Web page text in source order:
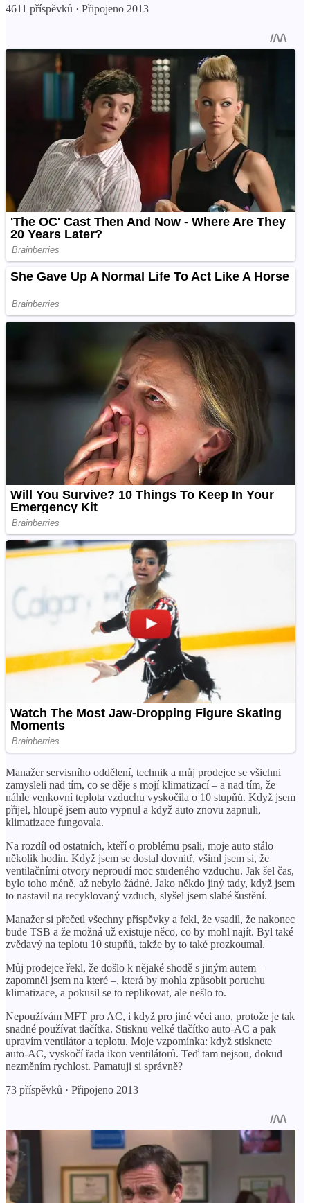
4611 příspěvků · Připojeno 2013
Manažer servisního oddělení, technik a můj prodejce se všichni
zamysleli nad tím, co se děje s mojí klimatizací – a nad tím, že
náhle venkovní teplota vzduchu vyskočila o 10 stupňů. Když jsem
přijel, hloupě jsem auto vypnul a když auto znovu zapnuli,
klimatizace fungovala.
Na rozdíl od ostatních, kteří o problému psali, moje auto stálo
několik hodin. Když jsem se dostal dovnitř, všiml jsem si, že
ventilačními otvory neproudí moc studeného vzduchu. Jak šel čas,
bylo toho méně, až nebylo žádné. Jako někdo jiný tady, když jsem
to nastavil na recyklovaný vzduch, slyšel jsem slabé šustění.
Manažer si přečetl všechny příspěvky a řekl, že vsadil, že nakonec
bude TSB a že možná už existuje něco, co by mohl najít. Byl také
zvědavý na teplotu 10 stupňů, takže by to také prozkoumal.
Můj prodejce řekl, že došlo k nějaké shodě s jiným autem –
zapomněl jsem na které –, která by mohla způsobit poruchu
klimatizace, a pokusil se to replikovat, ale nešlo to.
Nepoužívám MFT pro AC, i když pro jiné věci ano, protože je tak
snadné používat tlačítka. Stisknu velké tlačítko auto-AC a pak
upravím ventilátor a teplotu. Moje vzpomínka: když stisknete
auto-AC, vyskočí řada ikon ventilátorů. Teď tam nejsou, dokud
nezměním rychlost. Pamatuji si správně?
73 příspěvků · Připojeno 2013